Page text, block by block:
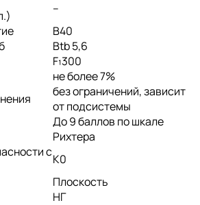
--
B40
Btb 5,6
F₁300
не более 7%
без ограничений, зависит
от подсистемы
До 9 баллов по шкале
Рихтера
сK0
Плоскость
НГ